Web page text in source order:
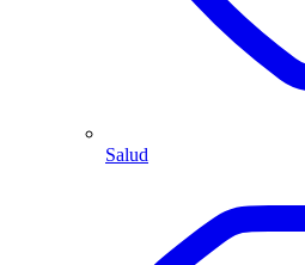
Salud